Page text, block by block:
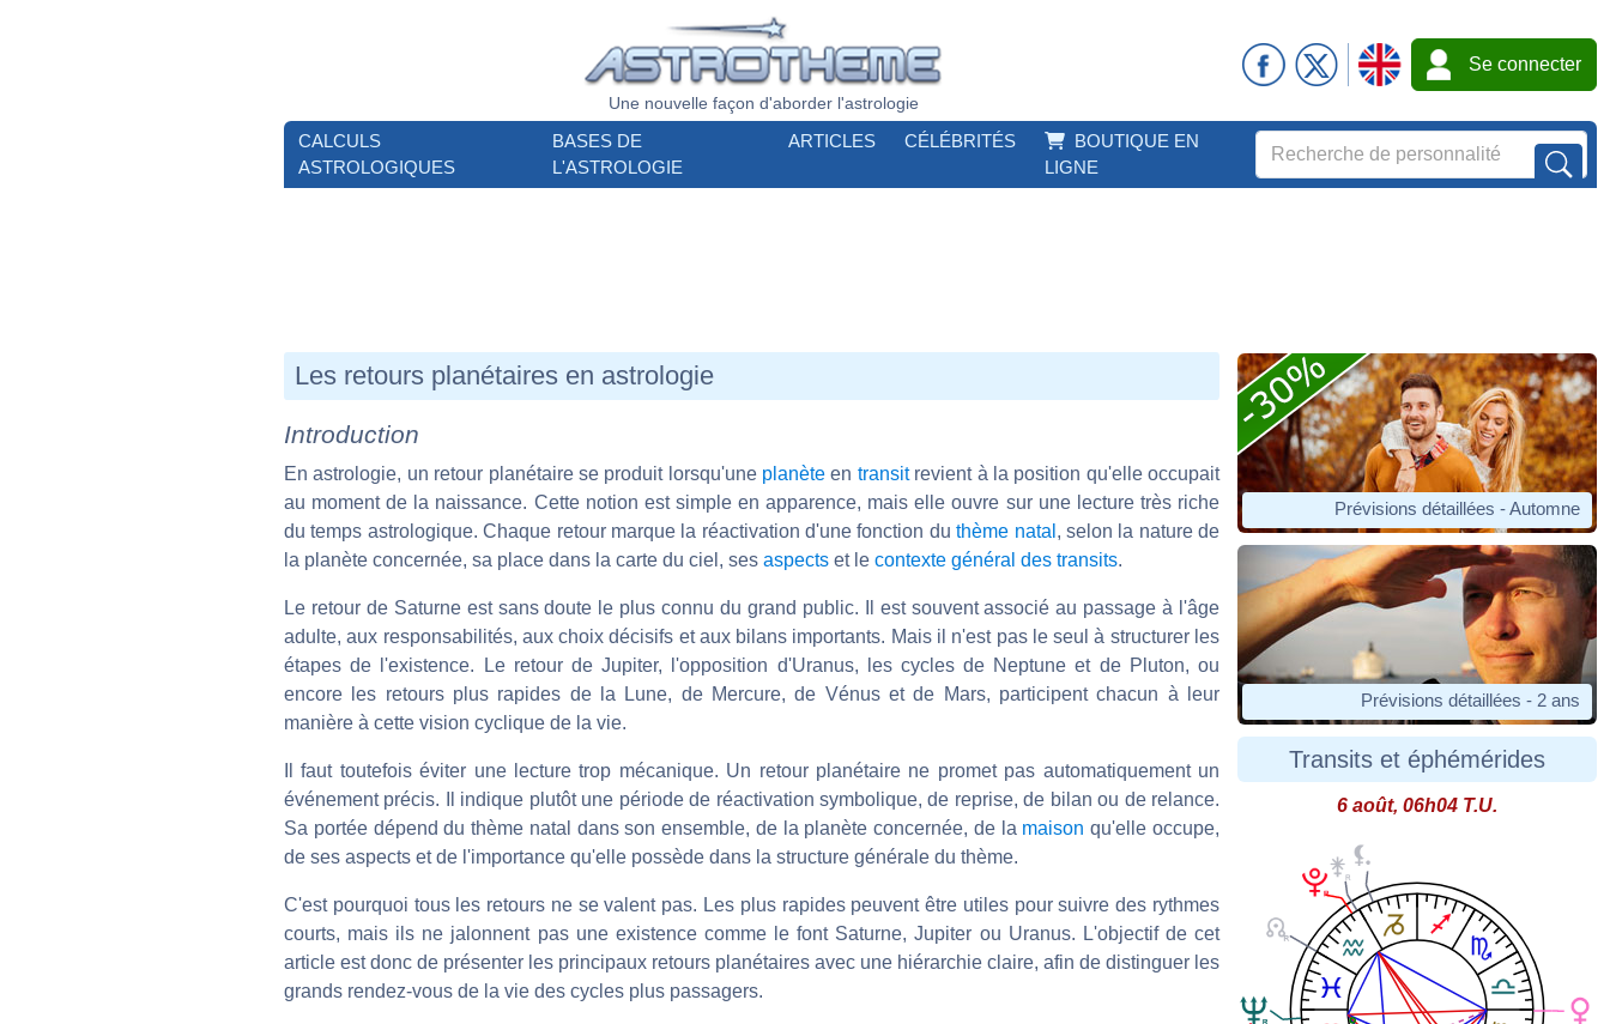
Une nouvelle façon d'aborder l'astrologie
Se connecter
CALCULS
ASTROLOGIQUES
BASES DE
L'ASTROLOGIE
ARTICLES CÉLÉBRITÉS
BOUTIQUE EN
LIGNE
Les retours planétaires en astrologie
Introduction
En astrologie, un retour planétaire se produit lorsqu'une planète en transitrevient à la position qu'elle occupait
au moment de la naissance. Cette notion est simple en apparence, mais elle ouvre sur une lecture très riche
du temps astrologique. Chaque retour marque la réactivation d'une fonction duthème natal , selon la nature de
la planète concernée, sa place dans la carte du ciel, ses aspects et le contexte général des transits.
Le retour de Saturne est sans doute le plus connu du grand public. Il est souvent associé au passage à l'âge
adulte, aux responsabilités, aux choix décisifs et aux bilans importants. Mais il n'est pas le seul à structurer les
étapes de l'existence. Le retour de Jupiter, l'opposition d'Uranus, les cycles de Neptune et de Pluton, ou
encore les retours plus rapides de la Lune, de Mercure, de Vénus et de Mars, participent chacun à leur
manière à cette vision cyclique de la vie.
Il faut toutefois éviter une lecture trop mécanique. Un retour planétaire ne promet pas automatiquement un
événement précis. Il indique plutôt une période de réactivation symbolique, de reprise, de bilan ou de relance.
Sa portée dépend du thème natal dans son ensemble, de la planète concernée, de la maison qu'elle occupe,
de ses aspects et de l'importance qu'elle possède dans la structure générale du thème.
C'est pourquoi tous les retours ne se valent pas. Les plus rapides peuvent être utiles pour suivre des rythmes
courts, mais ils ne jalonnent pas une existence comme le font Saturne, Jupiter ou Uranus. L'objectif de cet
article est donc de présenter les principaux retours planétaires avec une hiérarchie claire, afin de distinguer les
grands rendez-vous de la vie des cycles plus passagers.
Prévisions détaillées - Automne
Prévisions détaillées - 2 ans
Transits et éphémérides
6 août, 06h04 T.U.